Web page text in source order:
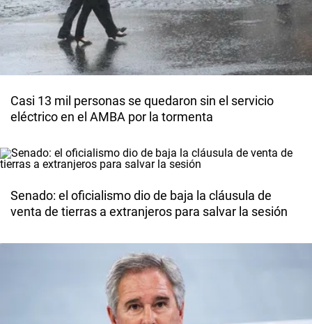
Casi 13 mil personas se quedaron sin el servicio
eléctrico en el AMBA por la tormenta
Senado: el oficialismo dio de baja la cláusula de
venta de tierras a extranjeros para salvar la sesión